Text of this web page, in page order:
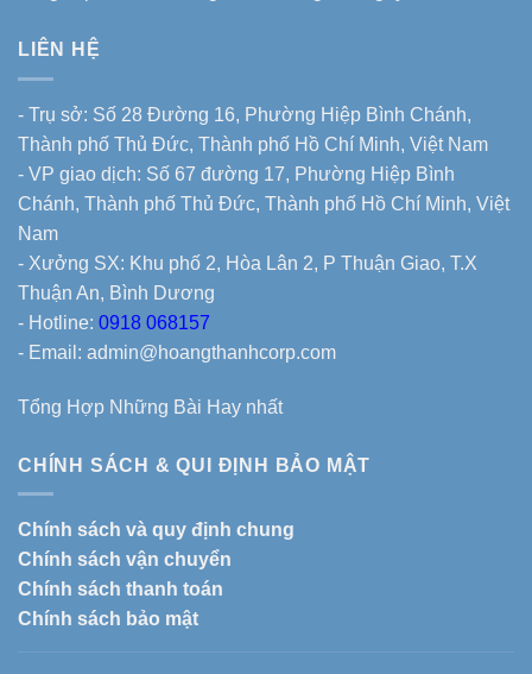
LIÊN HỆ
- Trụ sở: Số 28 Đường 16, Phường Hiệp Bình Chánh,
Thành phố Thủ Đức, Thành phố Hồ Chí Minh, Việt Nam
- VP giao dịch: Số 67 đường 17, Phường Hiệp Bình
Chánh, Thành phố Thủ Đức, Thành phố Hồ Chí Minh, Việt
Nam
- Xưởng SX: Khu phố 2, Hòa Lân 2, P Thuận Giao, T.X
Thuận An, Bình Dương
- Hotline: 0918 068157
- Email: admin@hoangthanhcorp.com
Tổng Hợp Những Bài Hay nhất
CHÍNH SÁCH & QUI ĐỊNH BẢO MẬT
Chính sách và quy định chung
Chính sách vận chuyển
Chính sách thanh toán
Chính sách bảo mật